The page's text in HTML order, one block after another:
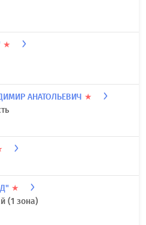
★
АНАТОЛЬЕВИЧ ★
★
(1 зона)